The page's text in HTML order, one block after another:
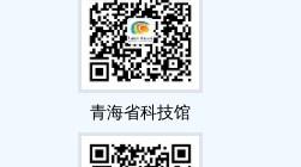
青海省科技馆